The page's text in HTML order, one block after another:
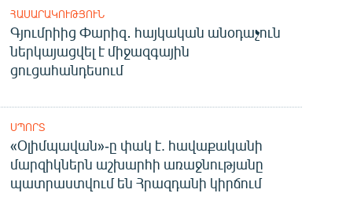
ՀԱՍԱՐԱԿՈՒԹՅՈՒՆ
Գյումրիից Փարիզ․ հայկական անօդաչուն
ներկայացվել է միջազգային
ցուցահանդեսում
ՍՊՈՐՏ
«Օլիմպավան»-ը փակ է. հավաքականի
մարզիկներն աշխարհի առաջնությանը
պատրաստվում են Հրազդանի կիրճում